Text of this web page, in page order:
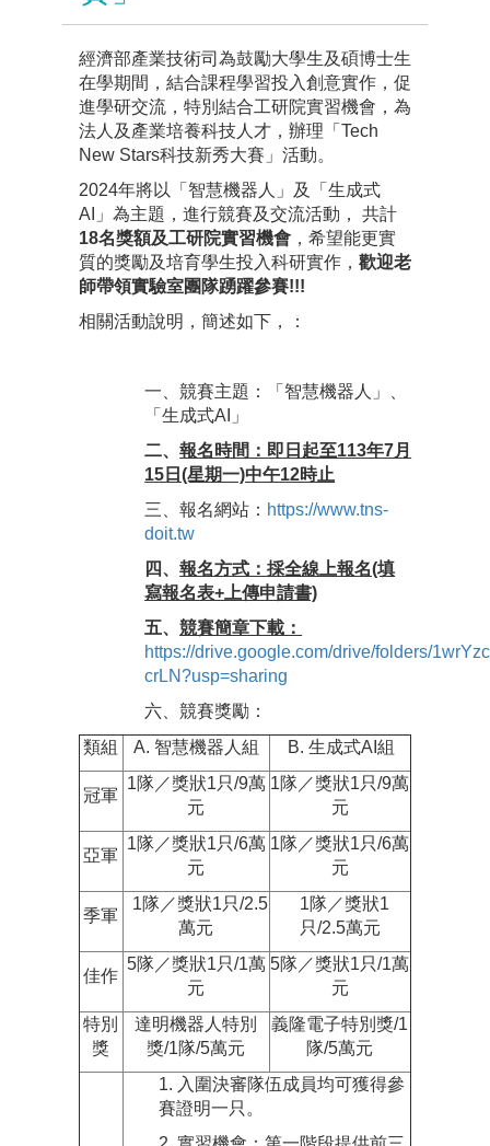
經濟部產業技術司為鼓勵大學生及碩博士生
在學期間，結合課程學習投入創意實作，促
進學研交流，特別結合工研院實習機會，為
法人及產業培養科技人才，辦理「Tech
New Stars科技新秀大賽」活動。
2024年將以「智慧機器人」及「生成式
AI」為主題，進行競賽及交流活動， 共計
18名獎額及工研院實習機會，希望能更實
質的獎勵及培育學生投入科研實作， 歡迎老
師帶領實驗室團隊踴躍參賽!!!
相關活動說明，簡述如下，：
一、競賽主題：「智慧機器人」、
「生成式AI」
二、報名時間：即日起至113年7月
15日(星期一)中午12時止
三、報名網站： https://www.tns-
doit.tw
四、報名方式：採全線上報名(填
寫報名表+上傳申請書)
五、競賽簡章下載：
https://drive.google.com/drive/folders/
crLN?usp=sharing
六、競賽獎勵：
類組
A. 智慧機器人組 B. 生成式AI組
冠軍
1隊／獎狀1只/9萬
元
1隊／獎狀1只/9萬
元
亞軍
1隊／獎狀1只/6萬
元
1隊／獎狀1只/6萬
元
季軍
1隊／獎狀1只/2.5
萬元
1隊／獎狀1
只/2.5萬元
佳作
5隊／獎狀1只/1萬
元
5隊／獎狀1只/1萬
元
特別
獎
達明機器人特別
獎/1隊/5萬元
義隆電子特別獎/1
隊/5萬元
1. 入圍決審隊伍成員均可獲得參
賽證明一只。